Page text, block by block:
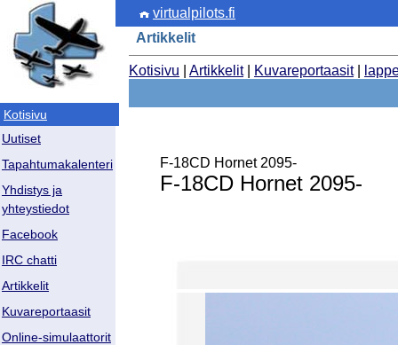
Kotisivu
Uutiset
Tapahtumakalenteri
Yhdistys ja
yhteystiedot
Facebook
IRC chatti
Artikkelit
Kuvareportaasit
Online-simulaattorit
virtualpilots.fi
Artikkelit
Kotisivu Artikkelit| Kuvareportaasit|
F-18CD Hornet 2095-
F-18CD Hornet 2095-